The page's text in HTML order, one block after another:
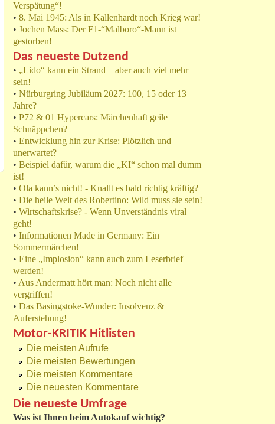
Verspätung“!
• 8. Mai 1945: Als in Kallenhardt noch Krieg war!
• Jochen Mass: Der F1-“Malboro“-Mann ist
gestorben!
Das neueste Dutzend
• „Lido“ kann ein Strand – aber auch viel mehr
sein!
• Nürburgring Jubiläum 2027: 100, 15 oder 13
Jahre?
• P72 & 01 Hypercars: Märchenhaft geile
Schnäppchen?
• Entwicklung hin zur Krise: Plötzlich und
unerwartet?
• Beispiel dafür, warum die „KI“ schon mal dumm
ist!
• Ola kann’s nicht! - Knallt es bald richtig kräftig?
• Die heile Welt des Robertino: Wild muss sie sein!
• Wirtschaftskrise? - Wenn Unverständnis viral
geht!
• Informationen Made in Germany: Ein
Sommermärchen!
• Eine „Implosion“ kann auch zum Leserbrief
werden!
• Aus Andermatt hört man: Noch nicht alle
vergriffen!
• Das Basingstoke-Wunder: Insolvenz &
Auferstehung!
Motor-KRITIK Hitlisten
Die meisten Aufrufe
Die meisten Bewertungen
Die meisten Kommentare
Die neuesten Kommentare
Die neueste Umfrage
Was ist Ihnen beim Autokauf wichtig?